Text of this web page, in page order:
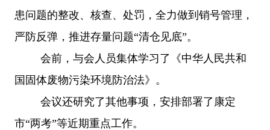
患问题的整改、核查、处罚，全力做到销号管理，
严防反弹，推进存量问题“清仓见底”。
会前，与会人员集体学习了《中华人民共和
国固体废物污染环境防治法》。
会议还研究了其他事项，安排部署了康定
市“两考”等近期重点工作。